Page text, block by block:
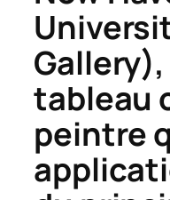
tableau
peintre